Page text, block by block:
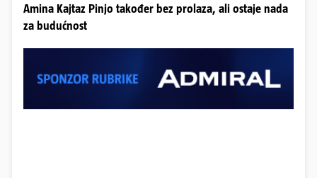
Amina Kajtaz Pinjo također bez prolaza, ali ostaje nada
za budućnost